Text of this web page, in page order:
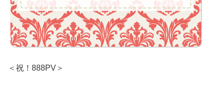
＜祝！888PV＞